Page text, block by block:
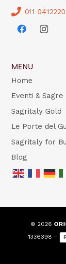
011 0412220
MENU
Home
Eventi & Sagre
Sagritaly Gold
Le Porte del
Sagritaly for
Blog
© 2026
1336398 –